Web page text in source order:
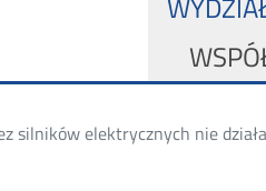
silników elektrycznych nie